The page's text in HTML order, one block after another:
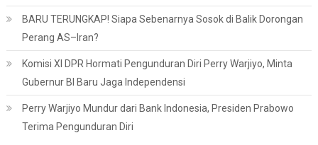
BARU TERUNGKAP! Siapa Sebenarnya Sosok di Balik Dorongan
Perang AS–Iran?
Komisi XI DPR Hormati Pengunduran Diri Perry Warjiyo, Minta
Gubernur BI Baru Jaga Independensi
Perry Warjiyo Mundur dari Bank Indonesia, Presiden Prabowo
Terima Pengunduran Diri